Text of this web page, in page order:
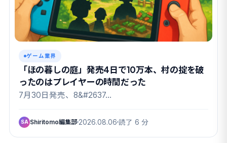
ゲーム業界
「ほの暮しの庭」発売4日で10万本、村の掟を破
ったのはプレイヤーの時間だった
7月30日発売、8&#2637…
SA Shiritomo編集部 2026.08.06 読了 6 分